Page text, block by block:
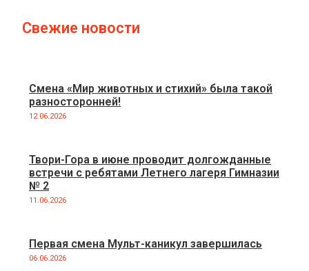
Свежие новости
Смена «Мир животных и стихий» была такой
разносторонней!
12.06.2026
Твори-Гора в июне проводит долгожданные
встречи с ребятами Летнего лагеря Гимназии
№ 2
11.06.2026
Первая смена Мульт-каникул завершилась
06.06.2026